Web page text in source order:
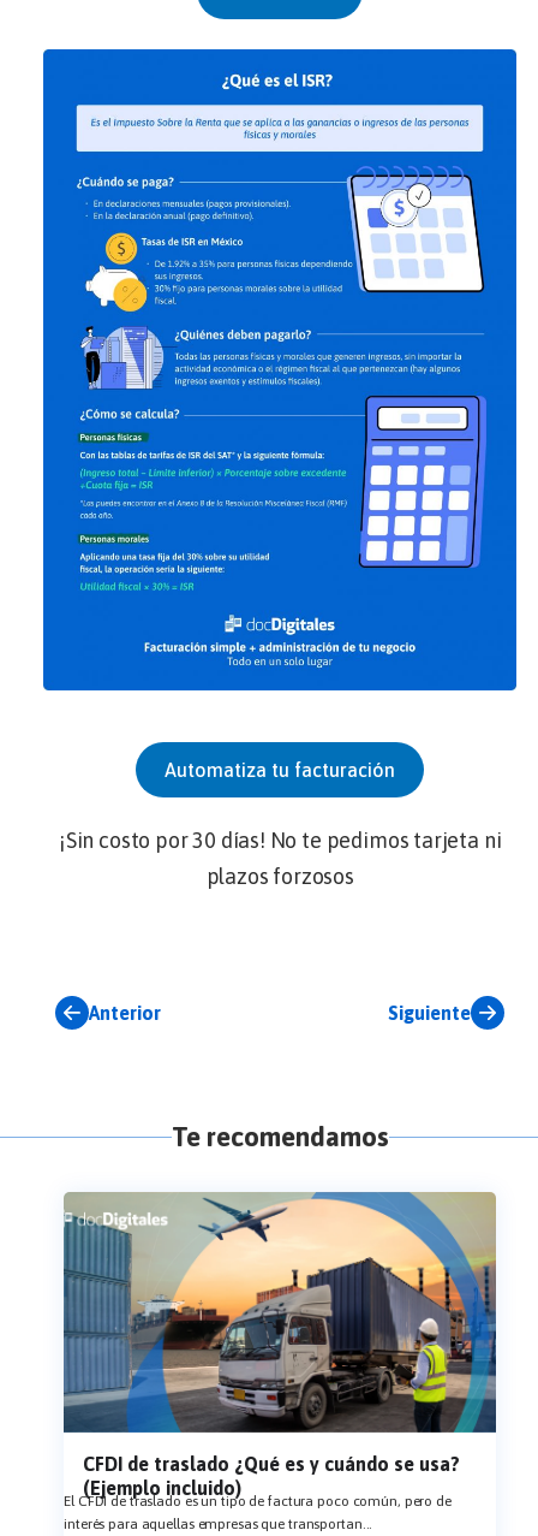
Automatiza tu facturación
¡Sin costo por 30 días! No te pedimos tarjeta ni
plazos forzosos
Anterior Siguiente
Te recomendamos
CFDI de traslado ¿Qué es y cuándo se usa?
(Ejemplo incluido)
El CFDI de traslado es un tipo de factura poco común, pero de
interés para aquellas empresas que transportan